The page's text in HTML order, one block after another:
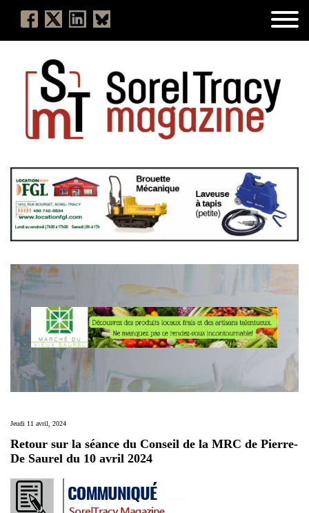
Jeudi 11 avril, 2024
Retour sur la séance du Conseil de la MRC de Pierre-
De Saurel du 10 avril 2024